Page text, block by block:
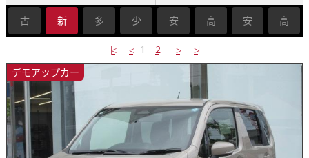
古 新 多 少 安 高 安 高
|< < 1 2 > >|
デモアップカー